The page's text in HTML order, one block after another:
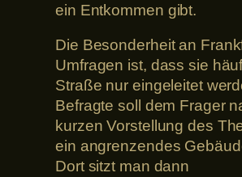
ein Entkommen gibt.
Die Besonderheit an
Umfragen ist, dass sie
Straße nur eingeleitet
Befragte soll dem Frager
kurzen Vorstellung des
ein angrenzendes
Dort sitzt man dann